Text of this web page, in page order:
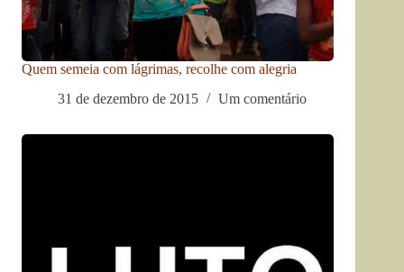
Quem semeia com lágrimas, recolhe com alegria
31 de dezembro de 2015
Um comentário